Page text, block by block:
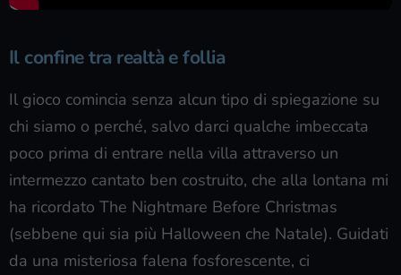
Il confine tra realtà e follia
Il gioco comincia senza alcun tipo di spiegazione su
chi siamo o perché, salvo darci qualche imbeccata
poco prima di entrare nella villa attraverso un
intermezzo cantato ben costruito, che alla lontana mi
ha ricordato The Nightmare Before Christmas
(sebbene qui sia più Halloween che Natale). Guidati
da una misteriosa falena fosforescente, ci